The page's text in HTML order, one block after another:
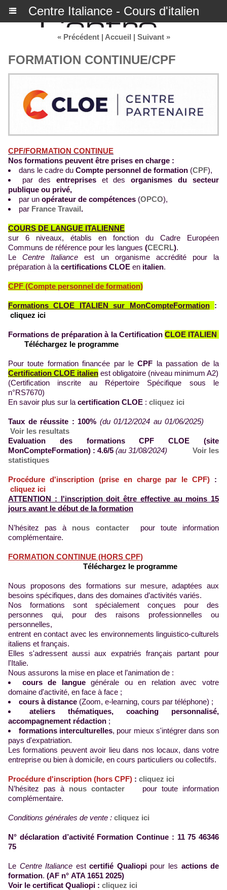
Centre Italiance - Cours d'italien
« Précédent | Accueil | Suivant »
FORMATION CONTINUE/CPF
CPF/FORMATION CONTINUE
Nos formations peuvent être prises en charge :
dans le cadre du Compte personnel de formation (CPF),
par des entreprises et des organismes du secteur
publique ou privé,
par un opérateur de compétences (OPCO),
par France Travail.
COURS DE LANGUE ITALIENNE
sur 6 niveaux, établis en fonction du Cadre Européen
Communs de référence pour les langues (CECRL).
LeCentre Italiance est un organisme accrédité pour la
préparation à la certifications CLOE en italien.
CPF (Compte personnel de formation)
Formations CLOE ITALIEN sur MonCompteFormation
:
cliquez ici
Formations de préparation à la Certification CLOE ITALIEN
Téléchargez le programme
Pour toute formation financée par leCPF la passation de la
Certification CLOE italien est obligatoire (niveau minimum A2)
(Certification inscrite au Répertoire Spécifique sous le
n°RS7670)
En savoir plus sur la certification CLOE : cliquez ici
Taux de réussite : 100% (du 01/12/2024 au 01/06/2025)
Voir les resultats
Evaluation des formations CPF CLOE (site
MonCompteFormation) : 4.6/5 (au 31/08/2024) Voir les
statistiques
Procédure d'inscription (prise en charge par le CPF) :
cliquez ici
ATTENTION : l'inscription doit être effective au moins 15
jours avant le début de la formation
N’hésitez pas à nous contacterpour toute information
complémentaire.
FORMATION CONTINUE (HORS CPF)
Téléchargez le programme
Nous proposons des formations sur mesure, adaptées aux
besoins spécifiques, dans des domaines d’activités variés.
Nos formations sont spécialement conçues pour des
personnes qui, pour des raisons professionnelles ou
personnelles,
entrent en contact avec les environnements linguistico-culturels
italiens et français.
Elles s'adressent aussi aux expatriés français partant pour
l'Italie.
Nous assurons la mise en place et l’animation de :
cours de languegénérale ou en relation avec votre
domaine d'activité, en face à face ;
cours à distance (Zoom, e-learning, cours par téléphone) ;
ateliers thématiques, coaching personnalisé,
accompagnement rédaction ;
formations interculturelles, pour mieux s'intégrer dans son
pays d'expatriation.
Les formations peuvent avoir lieu dans nos locaux, dans votre
entreprise ou bien à domicile, en cours particuliers ou collectifs.
Procédure d'inscription (hors CPF) : cliquez ici
N’hésitez pas à nous contacterpour toute information
complémentaire.
Conditions générales de vente : cliquez ici
N° déclaration d’activité Formation Continue : 11 75 46346
75
Le Centre Italiance estcertifié Qualiopi pour les actions de
formation. (AF n° ATA 1651 2025)
Voir le certificat Qualiopi : cliquez ici